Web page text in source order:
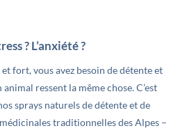
? L’anxiété ?
fort, vous avez besoin de détente et
ressent la même chose. C’est
sprays naturels de détente et de
traditionnelles des Alpes –